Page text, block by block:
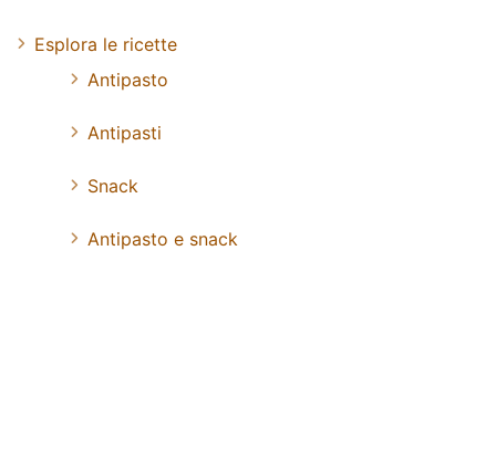
Esplora le ricette
Antipasto
Antipasti
Snack
Antipasto e snack